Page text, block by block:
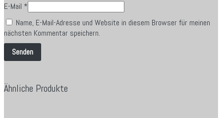
E-Mail *
Name, E-Mail-Adresse und Website in diesem Browser für meinen
nächsten Kommentar speichern.
Ähnliche Produkte